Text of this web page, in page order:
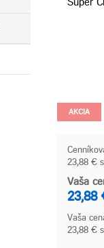
Super
AKCIA
23,88 €
Vaša
23,88
Vaša
23,88 €